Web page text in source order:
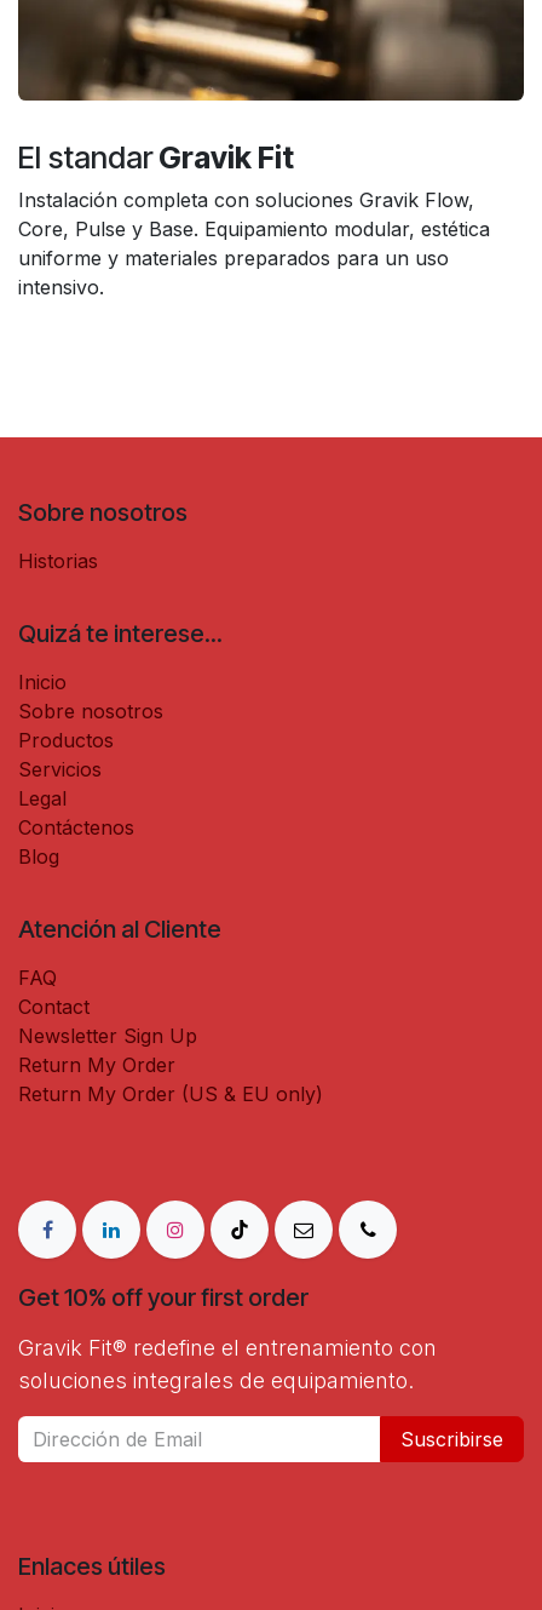
El standarGravik Fit
Instalación completa con soluciones Gravik Flow,
Core, Pulse y Base. Equipamiento modular, estética
uniforme y materiales preparados para un uso
intensivo.
Sobre nosotros
Historias
Quizá te interese...
Inicio
Sobre nosotros
Productos
Servicios
Legal
Contáctenos
Blog
Atención al Cliente
FAQ
Contact
Newsletter Sign Up
Return My Order
Return My Order (US & EU only)
Get 10% off your first order
Gravik Fit® redefine el entrenamiento con
soluciones integrales de equipamiento.
Suscribirse
Enlaces útiles